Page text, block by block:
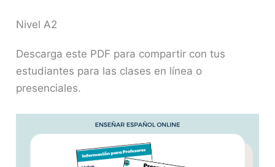
Nivel A2
Descarga este PDF para compartir con tus
estudiantes para las clases en línea o
presenciales.